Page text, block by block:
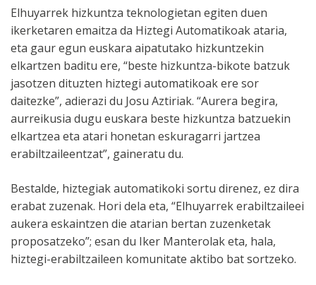
Elhuyarrek hizkuntza teknologietan egiten duen
ikerketaren emaitza da Hiztegi Automatikoak ataria,
eta gaur egun euskara aipatutako hizkuntzekin
elkartzen baditu ere, “beste hizkuntza-bikote batzuk
jasotzen dituzten hiztegi automatikoak ere sor
daitezke”, adierazi du Josu Aztiriak. “Aurera begira,
aurreikusia dugu euskara beste hizkuntza batzuekin
elkartzea eta atari honetan eskuragarri jartzea
erabiltzaileentzat”, gaineratu du.
Bestalde, hiztegiak automatikoki sortu direnez, ez dira
erabat zuzenak. Hori dela eta, “Elhuyarrek erabiltzaileei
aukera eskaintzen die atarian bertan zuzenketak
proposatzeko”; esan du Iker Manterolak eta, hala,
hiztegi-erabiltzaileen komunitate aktibo bat sortzeko.